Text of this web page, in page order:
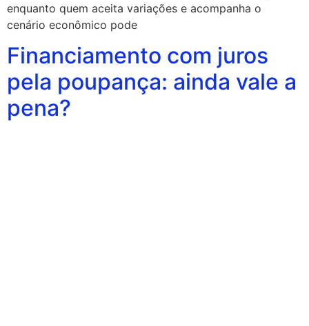
enquanto quem aceita variações e acompanha o
cenário econômico pode
Financiamento com juros
pela poupança: ainda vale a
pena?